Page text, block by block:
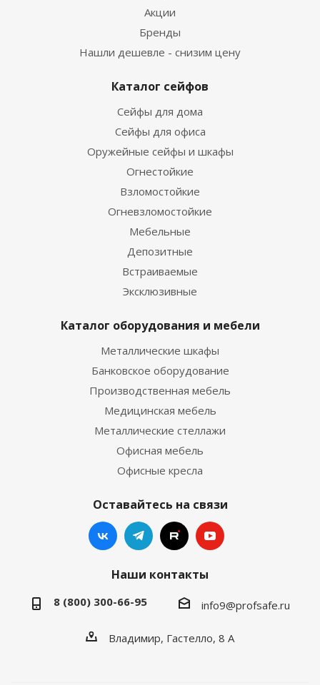
Акции
Бренды
Нашли дешевле - снизим цену
Каталог сейфов
Сейфы для дома
Сейфы для офиса
Оружейные сейфы и шкафы
Огнестойкие
Взломостойкие
Огневзломостойкие
Мебельные
Депозитные
Встраиваемые
Эксклюзивные
Каталог оборудования и мебели
Металлические шкафы
Банковское оборудование
Производственная мебель
Медицинская мебель
Металлические стеллажи
Офисная мебель
Офисные кресла
Оставайтесь на связи
Наши контакты
8 (800) 300-66-95 info9@profsafe.ru
Владимир, Гастелло, 8 А